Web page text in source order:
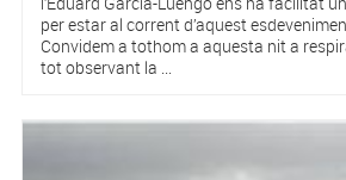
per estar al corrent d’aquest
Convidem a tothom a aquesta nit a
tot observant la ...